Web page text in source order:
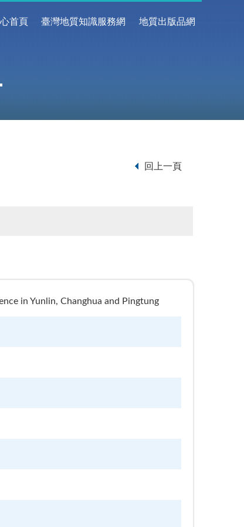
首頁 臺灣地質知識服務網 地質出版品網
回上一頁
in Yunlin, Changhua and Pingtung